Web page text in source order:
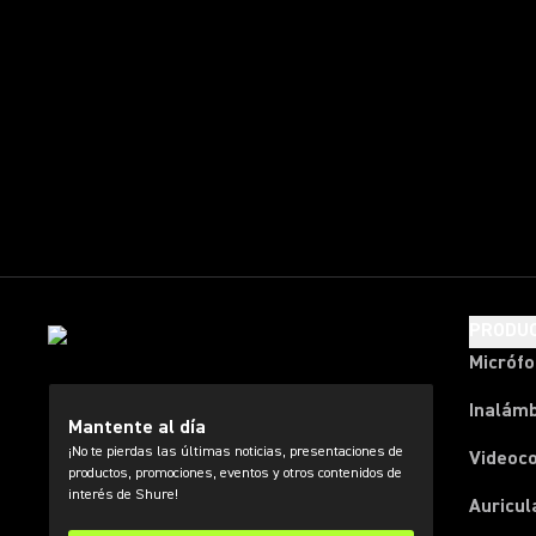
Mantente al día
¡No te pierdas las últimas noticias, presentaciones de
productos, promociones, eventos y otros contenidos de
interés de Shure!